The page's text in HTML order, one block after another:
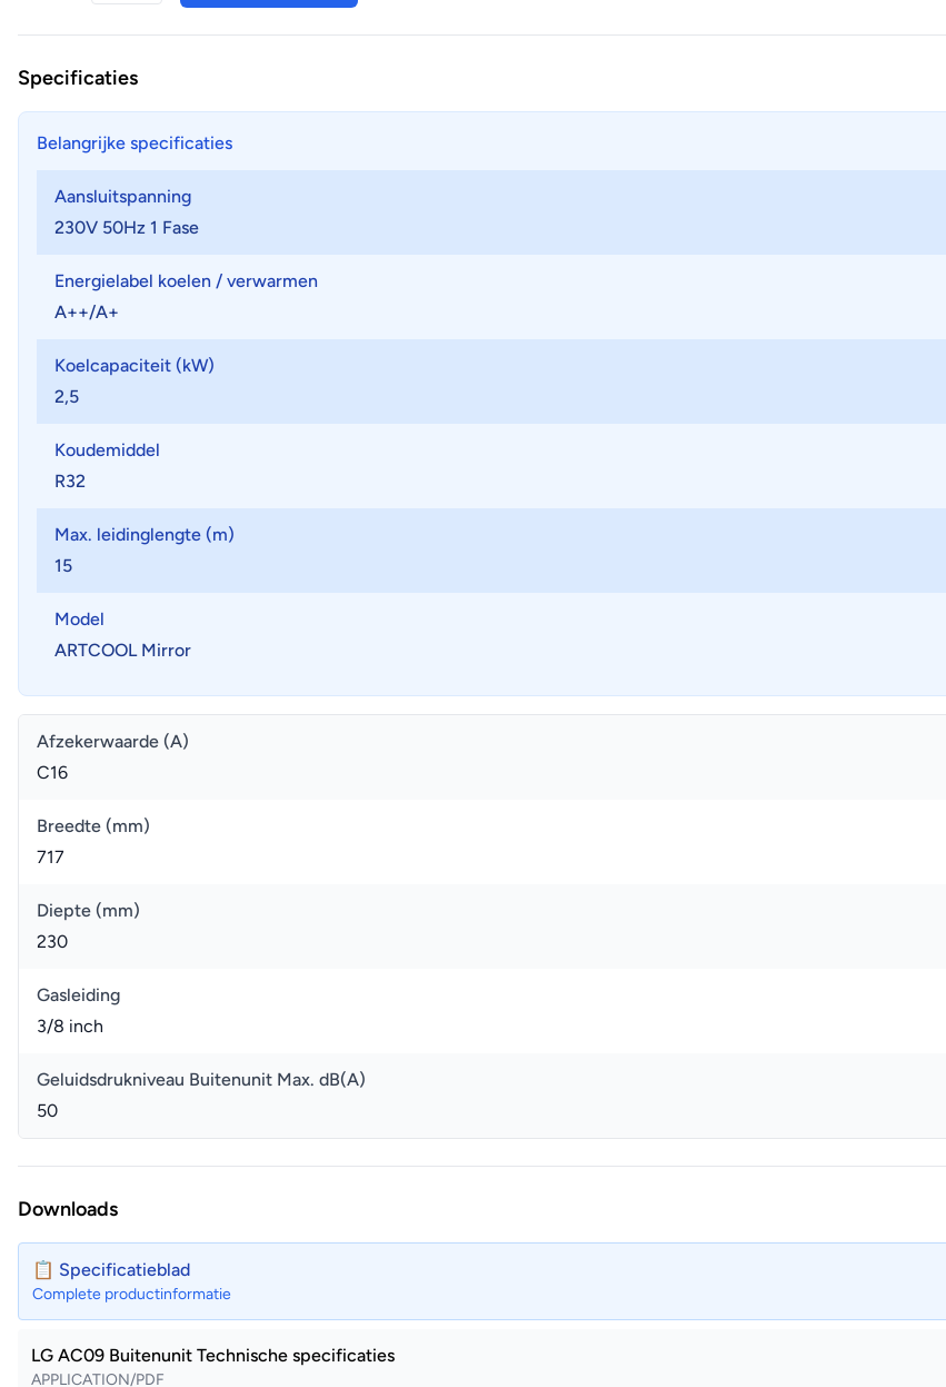
Specificaties
Belangrijke specificaties
Aansluitspanning
230V 50Hz 1 Fase
Energielabel koelen / verwarmen
A++/A+
Koelcapaciteit (kW)
2,5
Koudemiddel
R32
Max. leidinglengte (m)
15
Model
ARTCOOL Mirror
Afzekerwaarde (A)
C16
Breedte (mm)
717
Diepte (mm)
230
Gasleiding
3/8 inch
Geluidsdrukniveau Buitenunit Max. dB(A)
50
Downloads
📋 Specificatieblad
Complete productinformatie
LG AC09 Buitenunit Technische specificaties
APPLICATION/PDF